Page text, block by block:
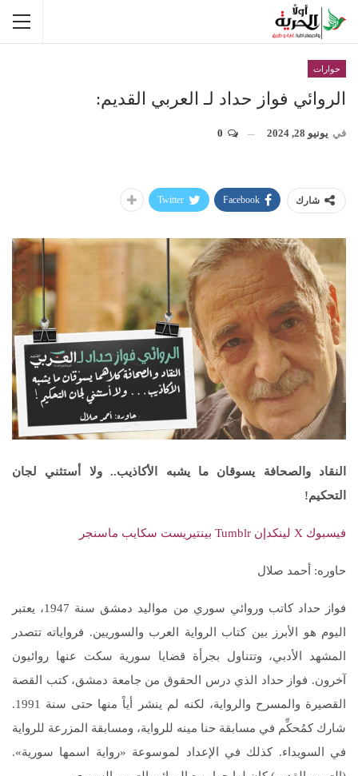
حوارات
الروائي فواز حداد لـ العربي القديم:
في يونيو 28, 2024
شارك Facebook
Twitter
النقاد والصحافة يسوقان ما يشبه الأكاذيب.. ولا أستثني لجان
التحكيم!
فيسبوك ‫X لينكدإن بينتيريست سكايب ماسنجر
حاوره: أحمد صلال
فواز حداد كاتب وروائي سوري من مواليد دمشق سنة 1947، يعتبر
اليوم هو الأبرز بين كتاب الرواية العرب والسوريين. فرواياته تتصدر
المشهد الأدبي، وتتناول بجرأة قضايا سورية سكت عنها روائيون
آخرون. فواز حداد الذي درس الحقوق من جامعة دمشق، كتب القصة
القصيرة والمسرح والرواية، لكنه لم ينشر أياً منها حتى سنة 1991.
شارك كمُحكِّم في مسابقة حنا مينه للرواية، ومسابقة المزرعة للرواية
في السويداء. كذلك في الإعداد لموسوعة «رواية اسمها سورية».